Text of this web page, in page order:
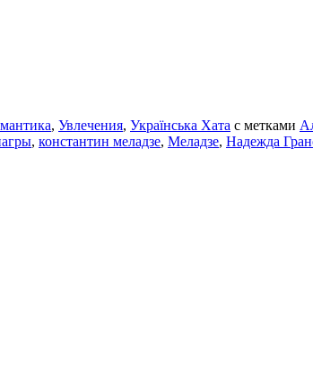
, Увлечения, Українська Хата с метками
, константин меладзе, Меладзе, Надежда